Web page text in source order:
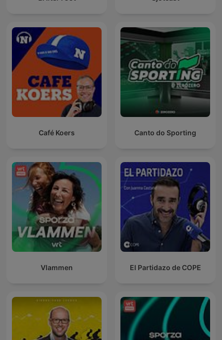
Café Koers Canto do Sporting
Vlammen El Partidazo de COPE